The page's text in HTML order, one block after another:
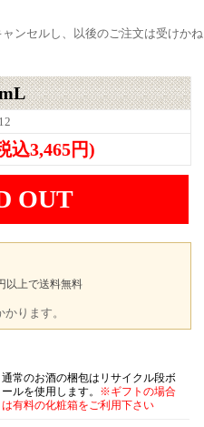
ンセルし、以後のご注文は受けかね
込3,465円)
OUT
以上で送料無料
ります。
通常のお酒の梱包はリサイクル段ボ
ールを使用します。 ※ギフトの場合
は有料の化粧箱をご利用下さい